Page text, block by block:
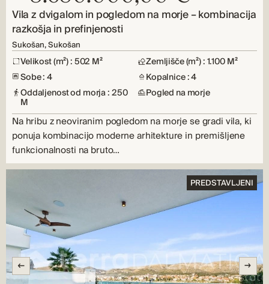
Vila z dvigalom in pogledom na morje – kombinacija
razkošja in prefinjenosti
Sukošan, Sukošan
Velikost (m²) : 502 M²
Zemljišče (m²) : 1.100 M²
Sobe : 4
Kopalnice : 4
Oddaljenost od morja : 250
M
Pogled na morje
Na hribu z neoviranim pogledom na morje se gradi vila, ki
ponuja kombinacijo moderne arhitekture in premišljene
funkcionalnosti na bruto…
PREDSTAVLJENI